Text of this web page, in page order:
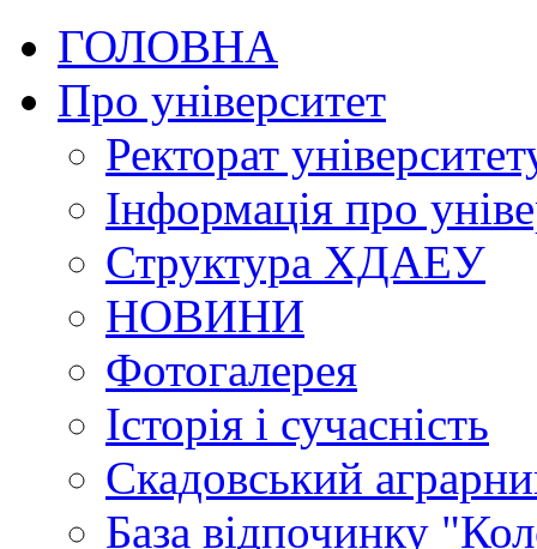
ГОЛОВНА
Про університет
Ректорат
Інформація про
Структура ХДАЕУ
НОВИНИ
Фотогалерея
Історія і сучасність
Скадовський
База відпочинку